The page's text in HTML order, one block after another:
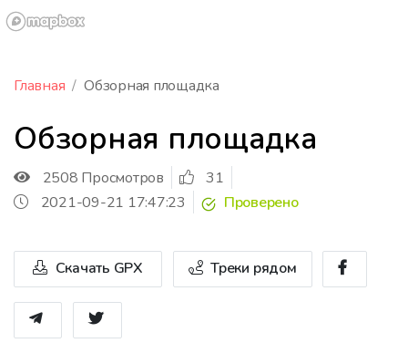
Главная Обзорная площадка
Обзорная площадка
2508 Просмотров
31
2021-09-21 17:47:23
Проверено
Скачать GPX Треки рядом